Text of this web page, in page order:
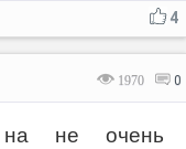
4
1970 0
на не очень